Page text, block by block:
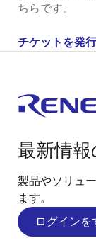
ちらです。
チケットを発行
最新情
製品やソリュ
ます。
ログインを